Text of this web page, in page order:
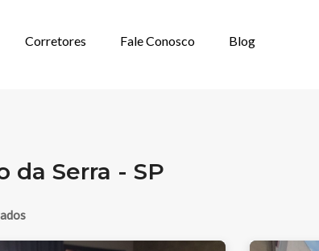
Corretores Fale Conosco Blog
NA
da Serra - SP